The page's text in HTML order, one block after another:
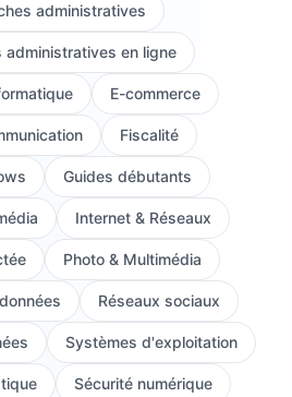
administratives
administratives en ligne
E-commerce
Fiscalité
Guides débutants
Internet & Réseaux
Photo & Multimédia
Réseaux sociaux
Systèmes d'exploitation
Sécurité numérique